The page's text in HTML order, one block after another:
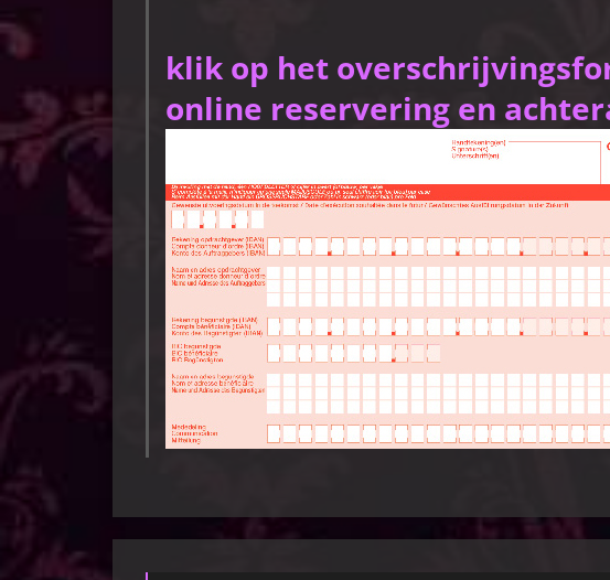
klik op het
online reservering en